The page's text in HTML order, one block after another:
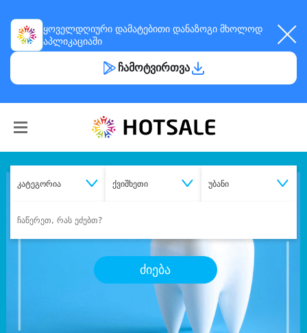
ყოველდღიური დამატებითი დანაზოგი მხოლოდ
აპლიკაციაში
ჩამოტვირთვა
კატეგორია ქვიშხეთი უბანი
ძიება
სასურველი მომსახურება
დიდი დანაზოგით